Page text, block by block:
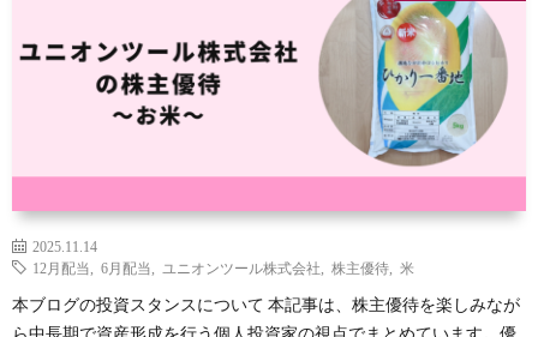
2025.11.14
12月配当
6月配当 ユニオンツール株式会社 株主優待 米
本ブログの投資スタンスについて 本記事は、株主優待を楽しみなが
ら中長期で資産形成を行う個人投資家の視点でまとめています。優